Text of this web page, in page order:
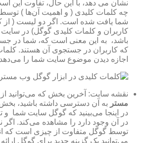
نشان می دهد، با این حال، تفاوت این
چه کلمات کلیدی ( و اهمیت آن‌ها )
شما یافت شده‌ است. اگر دو لیست ( از
کاربران و کلمات کلیدی گوگل) در
باشد، به این معنی است که، شما در
که کاربران در جستجوی آن هستند.
اجازه دیدن موضوع سایت شما را
نقشه سایت: آخرین بخش که می‌توانید از
مستر به آن دسترسی داشته باشید،
در آن وجود دارد را مشاهده می‌کند. اگر
توسط گوگل متفاوت از چیزی است که
می‌توانید یک گزینه جدید برای گوگل ارائه